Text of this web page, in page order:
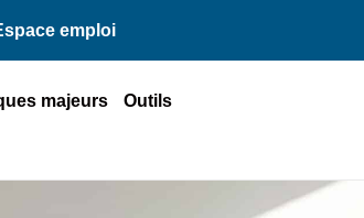
emploi
majeurs
Outils